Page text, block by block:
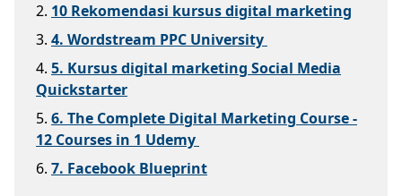
2. 10 Rekomendasi kursus digital marketing
3. 4. Wordstream PPC University
4. 5. Kursus digital marketing Social Media
Quickstarter
5. 6. The Complete Digital Marketing Course -
12 Courses in 1 Udemy
6. 7. Facebook Blueprint